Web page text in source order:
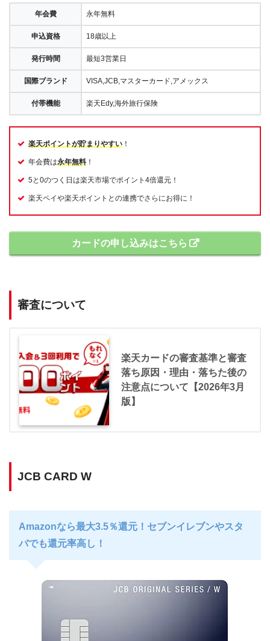
年会費 永年無料
申込資格 18歳以上
発行時間 最短3営業日
国際ブランド VISA,JCB,マスターカード,アメックス
付帯機能 楽天Edy,海外旅行保険
楽天ポイントが貯まりやすい ！
年会費は永年無料 ！
5と0のつく日は楽天市場でポイント4倍還元！
楽天ペイや楽天ポイントとの連携でさらにお得に！
カードの申し込みはこちら
審査について
楽天カードの審査基準と審査
落ち原因・理由・落ちた後の
注意点について【2026年3月
版】
JCB CARD W
Amazonなら最大3.5％還元！セブンイレブンやスタ
バでも還元率高し！